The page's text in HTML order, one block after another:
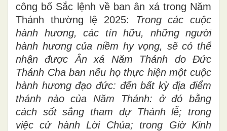
công bố Sắc lệnh về ban ân xá trong Năm
Thánh thường lệ 2025:
Trong các cuộc
hành hương, các tín hữu, những người
hành hương của niềm hy vọng, sẽ có thể
nhận được Ân xá Năm Thánh do Đức
Thánh Cha ban nếu họ thực hiện một cuộc
hành hương đạo đức: đến bất kỳ địa điểm
thánh nào của Năm Thánh: ở đó bằng
cách sốt sắng tham dự Thánh lễ; trong
việc cử hành Lời Chúa; trong Giờ Kinh